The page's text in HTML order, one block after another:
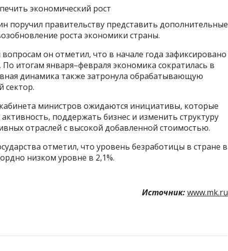
поручил правительству представить дополнительные
роста экономики страны.
он отметил, что в начале года зафиксировано
итогам января–февраля экономика сократилась в
динамика также затронула обрабатывающую
сектор.
министров ожидаются инициативы, которые
поддержать бизнес и изменить структуру
отраслей с высокой добавленной стоимостью.
отметил, что уровень безработицы в стране в
низком уровне в 2,1%.
Источник:www.mk.ru